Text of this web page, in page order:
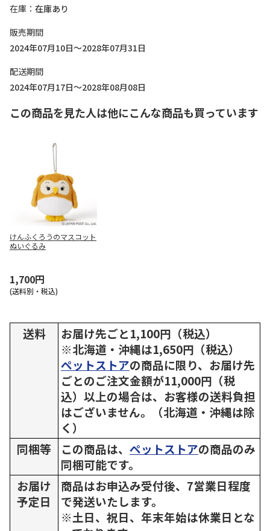
在庫
在庫あり
販売期間
2024年07月10日～2028年07月31日
配送期間
2024年07月17日～2028年08月08日
この商品を見た人は他にこんな商品も買っています
けんふくろうのマスコット
ぬいぐるみ
1,700円
(送料別・税込)
送料
お届け先ごと1,100円（税込）
※北海道・沖縄は1,650円（税込）
ペットストアの商品に限り、お届け先
ごとのご注文金額が11,000円（税
込）以上の場合は、お客様の送料負担
はございません。（北海道・沖縄は除
く）
同梱等
この商品は、 ペットストアの商品のみ
同梱可能です。
お届け
予定日
商品はお申込み受付後、7営業日程度
で発送いたします。
※土日、祝日、年末年始は休業日とな